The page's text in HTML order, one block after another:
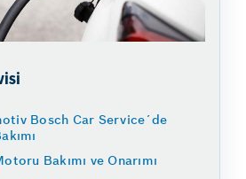
Bosch Car Service´de
Bakımı ve Onarımı